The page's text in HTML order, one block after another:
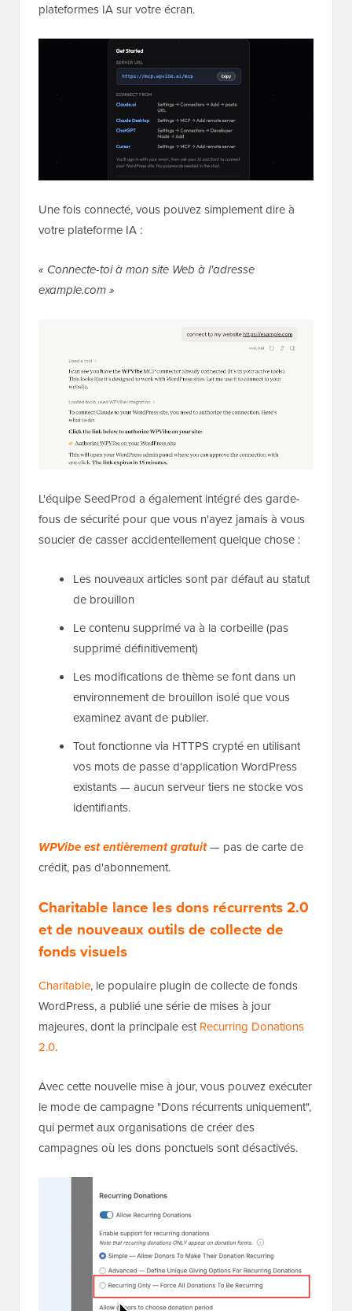
plateformes IA sur votre écran.
Une fois connecté, vous pouvez simplement dire à
votre plateforme IA :
« Connecte-toi à mon site Web à l'adresse
example.com »
L'équipe SeedProd a également intégré des garde-
fous de sécurité pour que vous n'ayez jamais à vous
soucier de casser accidentellement quelque chose :
Les nouveaux articles sont par défaut au statut
de brouillon
Le contenu supprimé va à la corbeille (pas
supprimé définitivement)
Les modifications de thème se font dans un
environnement de brouillon isolé que vous
examinez avant de publier.
Tout fonctionne via HTTPS crypté en utilisant
vos mots de passe d'application WordPress
existants — aucun serveur tiers ne stocke vos
identifiants.
WPVibe est entièrement gratuit— pas de carte de
crédit, pas d'abonnement.
Charitable lance les dons récurrents 2.0
et de nouveaux outils de collecte de
fonds visuels
Charitable, le populaire plugin de collecte de fonds
WordPress, a publié une série de mises à jour
majeures, dont la principale estRecurring Donations
2.0.
Avec cette nouvelle mise à jour, vous pouvez exécuter
le mode de campagne "Dons récurrents uniquement",
qui permet aux organisations de créer des
campagnes où les dons ponctuels sont désactivés.